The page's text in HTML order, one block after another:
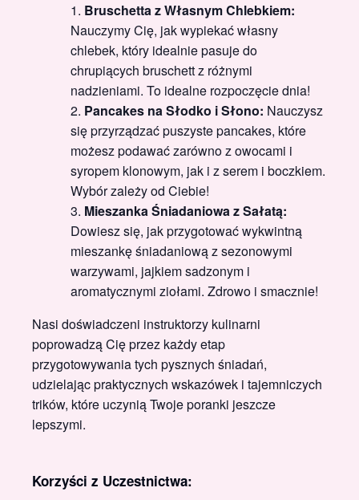
Bruschetta z Własnym Chlebkiem:
Nauczymy Cię, jak wypiekać własny
chlebek, który idealnie pasuje do
chrupiących bruschett z różnymi
nadzieniami. To idealne rozpoczęcie dnia!
Pancakes na Słodko i Słono: Nauczysz
się przyrządzać puszyste pancakes, które
możesz podawać zarówno z owocami i
syropem klonowym, jak i z serem i boczkiem.
Wybór zależy od Ciebie!
Mieszanka Śniadaniowa z Sałatą:
Dowiesz się, jak przygotować wykwintną
mieszankę śniadaniową z sezonowymi
warzywami, jajkiem sadzonym i
aromatycznymi ziołami. Zdrowo i smacznie!
Nasi doświadczeni instruktorzy kulinarni
poprowadzą Cię przez każdy etap
przygotowywania tych pysznych śniadań,
udzielając praktycznych wskazówek i tajemniczych
trików, które uczynią Twoje poranki jeszcze
lepszymi.
Korzyści z Uczestnictwa: